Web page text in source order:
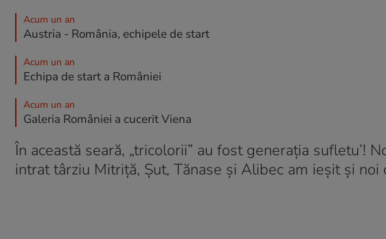
Acum un an
Austria - România, echipele de start
Acum un an
Echipa de start a României
Acum un an
Galeria României a cucerit Viena
În această seară, „tricolorii” au fost generația sufletu’!
intrat târziu Mitriță, Șut, Tănase și Alibec am ieșit și noi